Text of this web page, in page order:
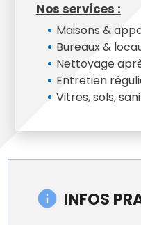
Nos services :
Maisons &
Bureaux &
Nettoyage
Entretien
Vitres, sols,
INFOS